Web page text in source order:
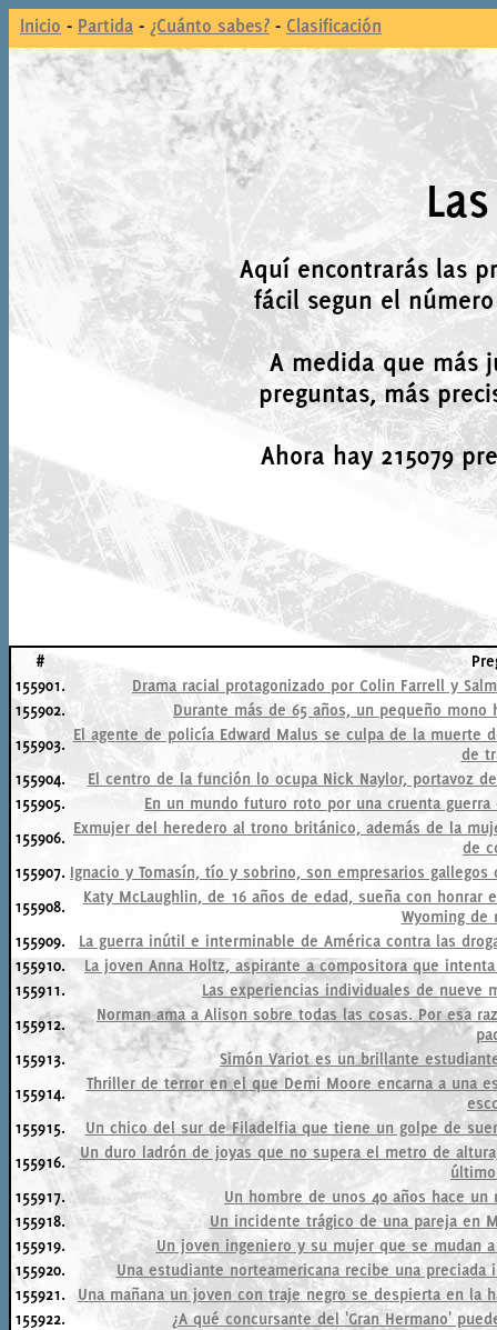
Inicio - Partida - ¿Cuánto sabes? - Clasificación
Aquí encontrarás las
fácil segun el
A medida que más
preguntas, más
Ahora hay 215079
#
155901.
Drama racial protagonizado por Colin Farrell y
155902.
Durante más de 65 años, un pequeño
155903. El agente de policía Edward Malus se culpa de la
de
155904.
El centro de la función lo ocupa Nick Naylor, portavoz
155905.
En un mundo futuro roto por una cruenta
155906. Exmujer del heredero al trono británico, además de la
de
155907. Ignacio y Tomasín, tío y sobrino, son empresarios
155908.
Katy McLaughlin, de 16 años de edad, sueña con
Wyoming de
155909.
La guerra inútil e interminable de América contra las
155910.
La joven Anna Holtz, aspirante a compositora que
155911.
Las experiencias individuales de nueve
155912.
Norman ama a Alison sobre todas las cosas. Por esa
155913.
Simón Variot es un brillante
155914.
Thriller de terror en el que Demi Moore encarna a una
155915.
Un chico del sur de Filadelfia que tiene un golpe de
155916.
Un duro ladrón de joyas que no supera el metro de
155917.
Un hombre de unos 40 años hace
155918.
Un incidente trágico de una pareja en
155919.
Un joven ingeniero y su mujer que se mudan
155920.
Una estudiante norteamericana recibe una
155921.
Una mañana un joven con traje negro se despierta en
155922.
¿A qué concursante del 'Gran Hermano'